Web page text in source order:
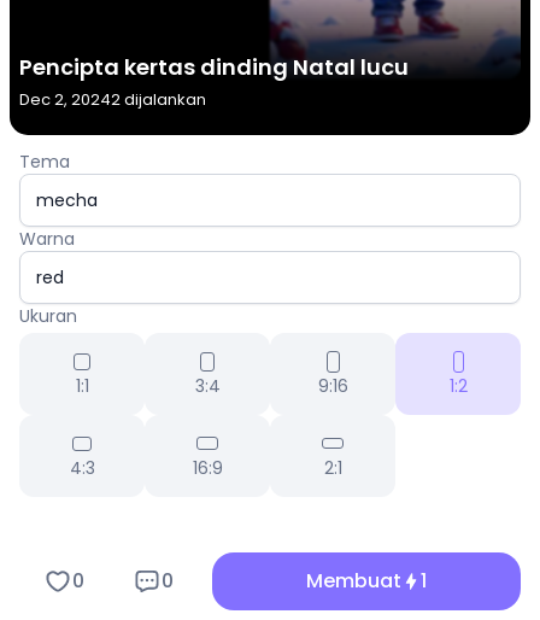
Pencipta kertas dinding Natal lucu
Dec 2, 20242 dijalankan
Tema
Warna
Ukuran
1:1 3:4 9:16 1:2
4:3 16:9 2:1
0 0 Membuat 1